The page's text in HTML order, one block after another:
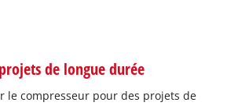
de longue durée
le compresseur pour des projets de